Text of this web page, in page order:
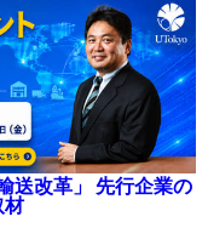
送改革」 先行企業の
材